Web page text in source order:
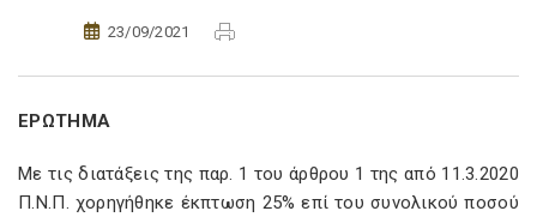
23/09/2021
ΕΡΩΤΗΜΑ
Με τις διατάξεις της παρ. 1 του άρθρου 1 της από 11.3.2020
Π.Ν.Π. χορηγήθηκε έκπτωση 25% επί του συνολικού ποσού